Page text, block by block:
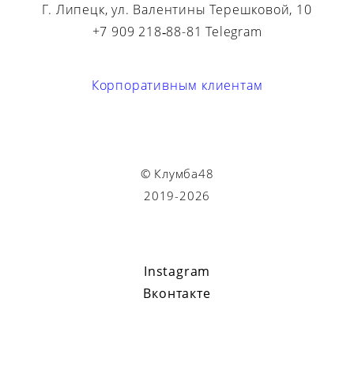
Г. Липецк, ул. Валентины Терешковой, 10
+7 909 218‑88-81 Telegram
Корпоративным клиентам
© Клумба48
2019-2026
Instagram
Вконтакте